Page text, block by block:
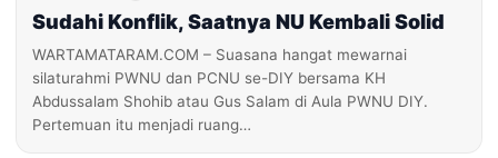
Sudahi Konflik, Saatnya NU Kembali Solid
WARTAMATARAM.COM – Suasana hangat mewarnai
silaturahmi PWNU dan PCNU se-DIY bersama KH
Abdussalam Shohib atau Gus Salam di Aula PWNU DIY.
Pertemuan itu menjadi ruang…